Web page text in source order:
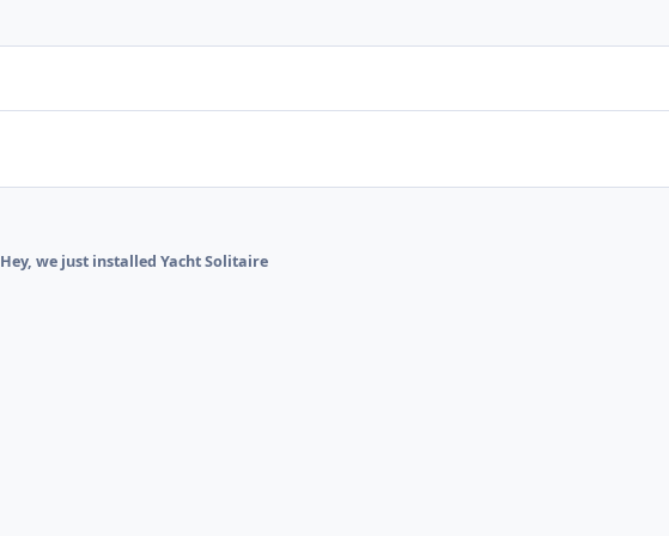
Hey, we just installed Yacht Solitaire